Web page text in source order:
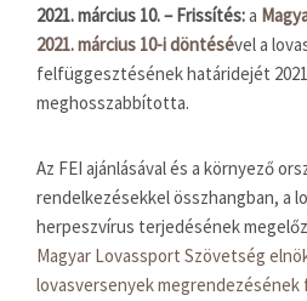
2021. március 10. – Frissítés:a
2021. március 10-i döntésével a
felfüggesztésének határidejét
meghosszabbította.
Az FEI ajánlásával és a környező
rendelkezésekkel összhangban, a
herpeszvírus terjedésének
Magyar Lovassport Szövetség
lovasversenyek